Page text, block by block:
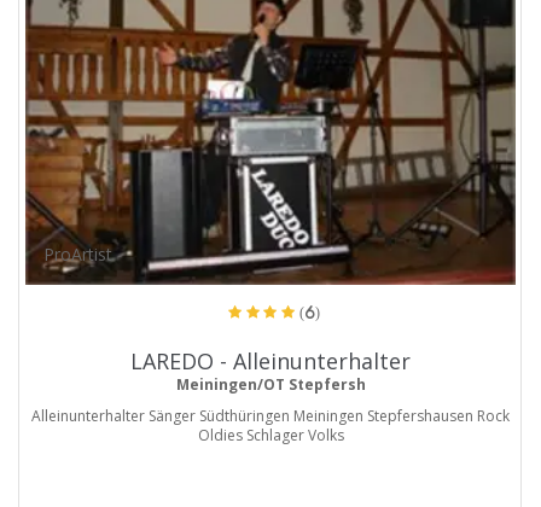
ProArtist
(6)
LAREDO - Alleinunterhalter
Meiningen/OT Stepfersh
Alleinunterhalter Sänger Südthüringen Meiningen Stepfershausen Rock
Oldies Schlager Volks